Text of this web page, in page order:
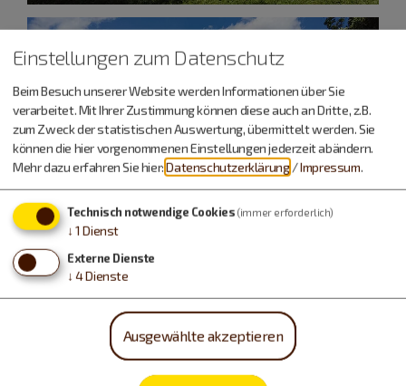
Einstellungen zum Datenschutz
Beim Besuch unserer Website werden Informationen über Sie
verarbeitet. Mit Ihrer Zustimmung können diese auch an Dritte, z.B.
zum Zweck der statistischen Auswertung, übermittelt werden. Sie
können die hier vorgenommenen Einstellungen jederzeit abändern.
Mehr dazu erfahren Sie hier:Datenschutzerklärung /Impressum.
Technisch notwendige Cookies (immer erforderlich)
↓ 1 Dienst
Externe Dienste
↓ 4Dienste
Ausgewählte akzeptieren